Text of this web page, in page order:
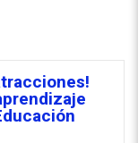
DE
SOBRE
DEL